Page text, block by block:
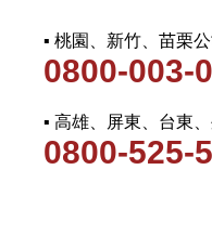
▪ 桃園、新竹、苗栗公
0800-003-
▪ 高雄、屏東、台東
0800-525-